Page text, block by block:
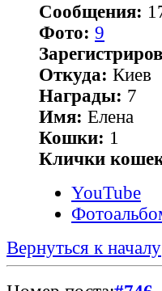
Сообщения:
Фото: 9
Откуда: Киев
Награды: 7
Имя: Елена
Кошки: 1
Клички
YouTube
Вернуться к началу